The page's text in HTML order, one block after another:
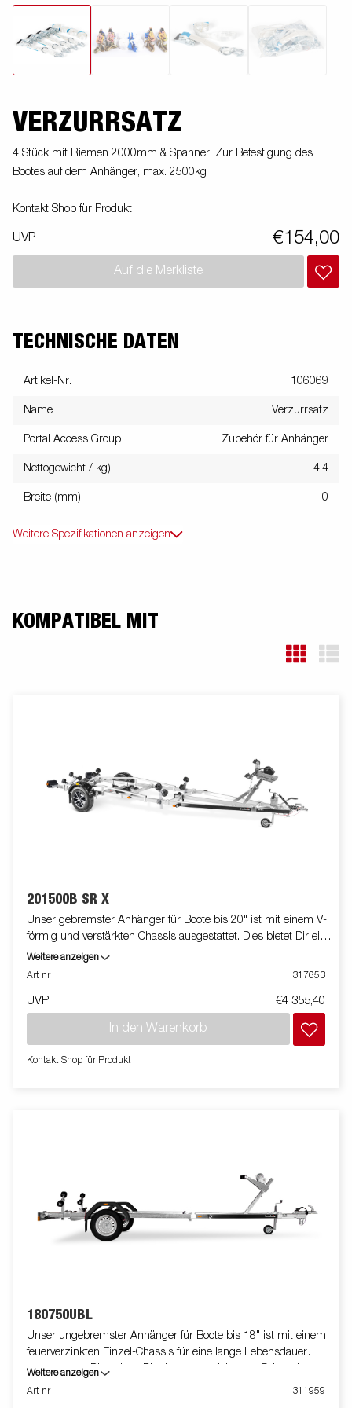
VERZURRSATZ
4 Stück mit Riemen 2000mm & Spanner. Zur Befestigung des
Bootes auf dem Anhänger, max. 2500kg
Kontakt Shop für Produkt
UVP €154,00
Auf die Merkliste
TECHNISCHE DATEN
Artikel-Nr. 106069
Name Verzurrsatz
Portal Access Group Zubehör für Anhänger
Nettogewicht / kg) 4,4
Breite (mm) 0
Weitere Spezifikationen anzeigen
KOMPATIBEL MIT
201500B SR X
Unser gebremster Anhänger für Boote bis 20" ist mit einem V-
förmig und verstärkten Chassis ausgestattet. Dies bietet Dir ein
ausgezeichnetes Fahrverhalten. Das feuerverzinkte Chassis
gewährt Deinem Boot eine lange Lebensdauer. Die elektrischen
verlegt. Die wasserdichten Radlager mit rostfreien Bremsseilen
geschlossene Winde schützt vor Schmutz und Witterung. Der
Sicherungskette ausgestattet. Mehrfach verstellbare Premium
Weitere anzeigen
Art nr
317653
UVP €4 355,40
In den Warenkorb
Kontakt Shop für Produkt
180750UBL
Unser ungebremster Anhänger für Boote bis 18" ist mit einem
feuerverzinkten Einzel-Chassis für eine lange Lebensdauer
ausgestattet. Dies bietet Dir ein ausgezeichnetes Fahrverhalten.
Die belastbaren Premium Rollen haben die Aufgabe einen
Weitere anzeigen
Art nr
311959